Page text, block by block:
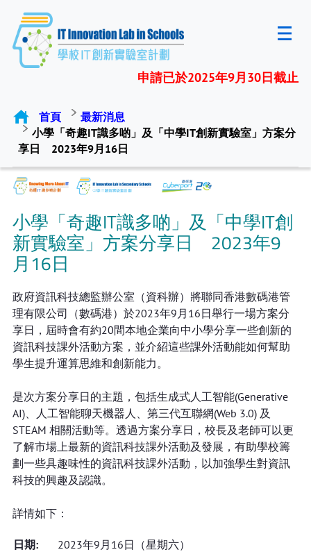
申請已於2025年9月30日截止
首頁
最新消息
小學「奇趣IT識多啲」及「中學IT創新實驗室」方案分
享日 2023年9月16日
小學「奇趣IT識多啲」及「中學IT創
新實驗室」方案分享日 2023年9
月16日
政府資訊科技總監辦公室（資科辦）將聯同香港數碼港管
理有限公司（數碼港）於2023年9月16日舉行一場方案分
享日，屆時會有約20間本地企業向中小學分享一些創新的
資訊科技課外活動方案，並介紹這些課外活動能如何幫助
學生提升運算思維和創新能力。
是次方案分享日的主題，包括生成式人工智能(Generative
AI)、人工智能聊天機器人、第三代互聯網(Web 3.0) 及
STEAM 相關活動等。透過方案分享日，校長及老師可以更
了解市場上最新的資訊科技課外活動及發展，有助學校籌
劃一些具趣味性的資訊科技課外活動，以加強學生對資訊
科技的興趣及認識。
詳情如下：
日期:
2023年9月16日（星期六）